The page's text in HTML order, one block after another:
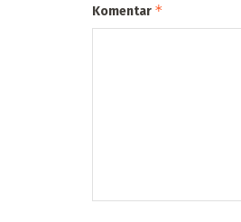
Komentar *